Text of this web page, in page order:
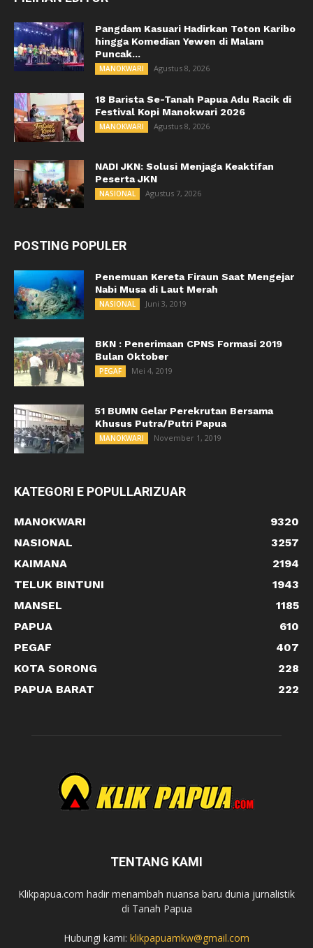
Pangdam Kasuari Hadirkan Toton Karibo
hingga Komedian Yewen di Malam
Puncak...
MANOKWARI Agustus 8, 2026
18 Barista Se-Tanah Papua Adu Racik di
Festival Kopi Manokwari 2026
MANOKWARI Agustus 8, 2026
NADI JKN: Solusi Menjaga Keaktifan
Peserta JKN
NASIONAL Agustus 7, 2026
POSTING POPULER
Penemuan Kereta Firaun Saat Mengejar
Nabi Musa di Laut Merah
NASIONAL Juni 3, 2019
BKN : Penerimaan CPNS Formasi 2019
Bulan Oktober
PEGAF Mei 4, 2019
51 BUMN Gelar Perekrutan Bersama
Khusus Putra/Putri Papua
MANOKWARI November 1, 2019
KATEGORI E POPULLARIZUAR
MANOKWARI
9320
NASIONAL
3257
KAIMANA
2194
TELUK BINTUNI
1943
MANSEL
1185
PAPUA
610
PEGAF
407
KOTA SORONG
228
PAPUA BARAT
222
TENTANG KAMI
Klikpapua.com hadir menambah nuansa baru dunia jurnalistik
di Tanah Papua
Hubungi kami: klikpapuamkw@gmail.com